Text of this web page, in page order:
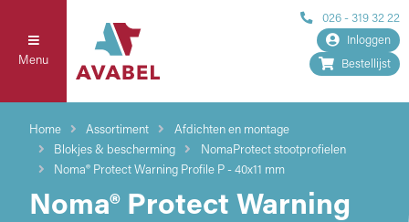
Menu
026 - 319 32 22
Inloggen
Bestellijst
Home Assortiment
Afdichten en montage
Blokjes & bescherming
NomaProtect stootprofielen
Noma® Protect Warning Profile P - 40x11 mm
Noma® Protect Warning